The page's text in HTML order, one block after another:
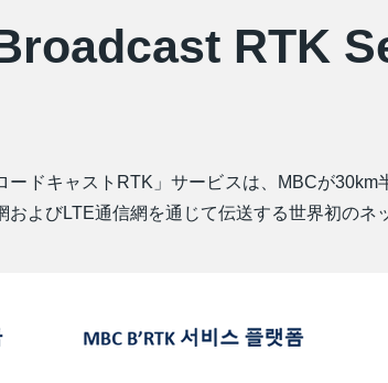
RTK
ードキャストRTK」サービスは、MBCが
およびLTE通信網を通じて伝送する世界初のネ